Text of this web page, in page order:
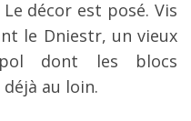
décor est posé. Vis
le Dniestr, un vieux
dont les blocs
au loin.